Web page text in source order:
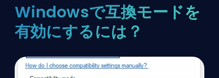
Windowsで互換モードを
有効にするには？